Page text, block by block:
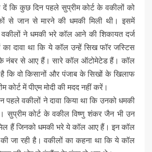
दें कि कुछ दिन पहले सुप्रीम कोर्ट के वकीलों को
से जान से मारने की धमकी मिली थी। इसमें
ने धमकी भरे कॉल आने की शिकायत दर्ज
का दावा था कि ये कॉल उन्हें सिख फॉर जस्टिस
नंबर से आए हैं। सारे कॉल ऑटोमेटेड हैं। कॉल
कि वो किसानों और पंजाब के सिखों के खिलाफ
कोर्ट में पीएम मोदी की मदद नहीं करें।
ने दावा किया था कि उनको धमकी
सुप्रीम कोर्ट के वकील विष्णु शंकर जैन भी उन
हैं जिनको धमकी भरे ये कॉल आए हैं। इन कॉल
की जा रही है। वकीलों का कहना था कि ये कॉल